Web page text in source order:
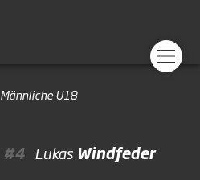
Männliche U18
#4 Lukas Windfeder